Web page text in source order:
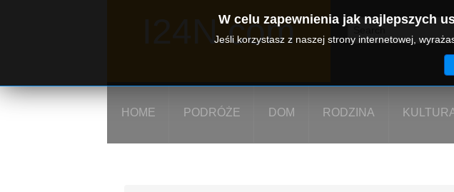
I24N.com
HOME PODRÓŻE DOM RODZINA
W celu zapewnienia jak najlepszych
Jeśli korzystasz z naszej strony internetowej,